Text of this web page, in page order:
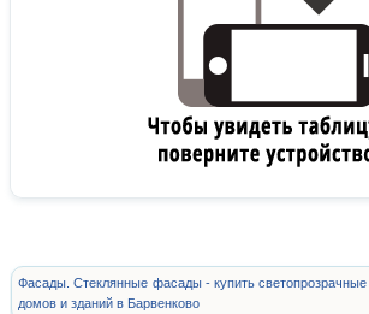
Фасады. Стеклянные фасады - купить
домов и зданий в Барвенково